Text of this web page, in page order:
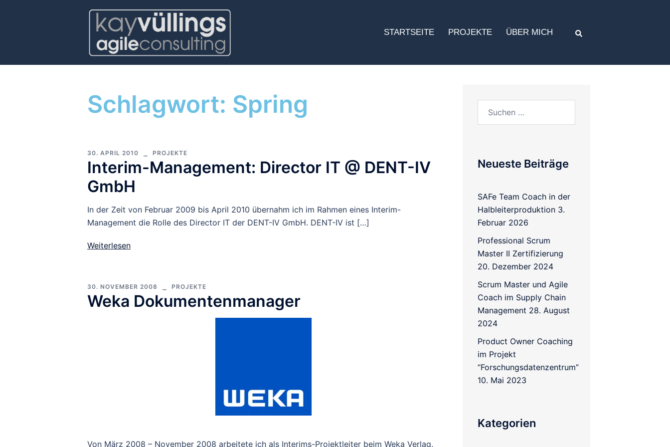
STARTSEITE PROJEKTE ÜBER MICH
Schlagwort: Spring
30. APRIL 2010 PROJEKTE
Interim-Management: Director IT @ DENT-IV
GmbH
In der Zeit von Februar 2009 bis April 2010 übernahm ich im Rahmen eines Interim-
Management die Rolle des Director IT der DENT-IV GmbH. DENT-IV ist […]
Weiterlesen
30. NOVEMBER 2008 PROJEKTE
Weka Dokumentenmanager
Von März 2008 – November 2008 arbeitete ich als Interims-Projektleiter beim Weka Verlag.
Neueste Beiträge
SAFe Team Coach in der
Halbleiterproduktion 3.
Februar 2026
Professional Scrum
Master II Zertifizierung
20. Dezember 2024
Scrum Master und Agile
Coach im Supply Chain
Management 28. August
2024
Product Owner Coaching
im Projekt
“Forschungsdatenzentrum”
10. Mai 2023
Kategorien